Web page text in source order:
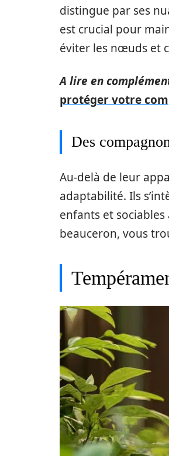
distingue par ses
est crucial pour
éviter les nœuds et
A lire en
protéger votre
Des
Au-delà de leur
adaptabilité. Ils
enfants et
beauceron, vous